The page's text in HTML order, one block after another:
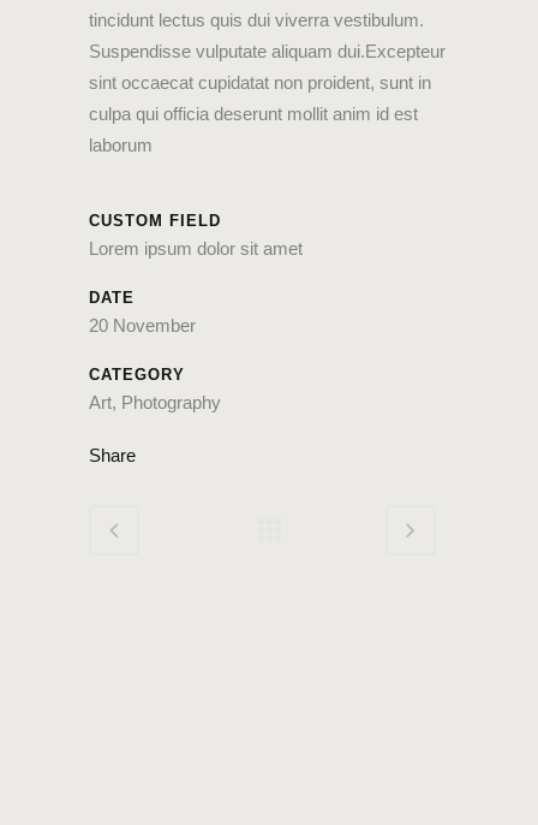
tincidunt lectus quis dui viverra vestibulum.
Suspendisse vulputate aliquam dui.Excepteur
sint occaecat cupidatat non proident, sunt in
culpa qui officia deserunt mollit anim id est
laborum
CUSTOM FIELD
Lorem ipsum dolor sit amet
DATE
20 November
CATEGORY
Art, Photography
Share